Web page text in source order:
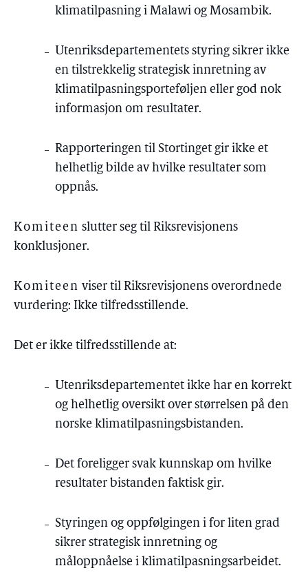
klimatilpasning i Malawi og Mosambik.
Utenriksdepartementets styring sikrer ikke
en tilstrekkelig strategisk innretning av
klimatilpasningsporteføljen eller god nok
informasjon om resultater.
Rapporteringen til Stortinget gir ikke et
helhetlig bilde av hvilke resultater som
oppnås.
Komiteen slutter seg til Riksrevisjonens
konklusjoner.
Komiteen viser til Riksrevisjonens overordnede
vurdering: Ikke tilfredsstillende.
Det er ikke tilfredsstillende at:
Utenriksdepartementet ikke har en korrekt
og helhetlig oversikt over størrelsen på den
norske klimatilpasningsbistanden.
Det foreligger svak kunnskap om hvilke
resultater bistanden faktisk gir.
Styringen og oppfølgingen i for liten grad
sikrer strategisk innretning og
måloppnåelse i klimatilpasningsarbeidet.